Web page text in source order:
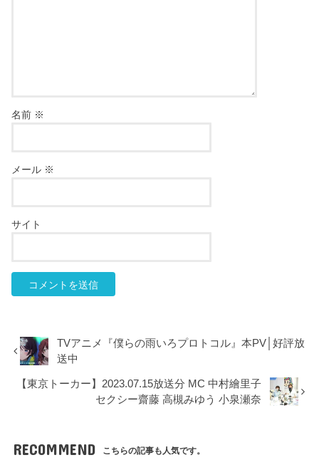
名前 ※
メール ※
サイト
TVアニメ『僕らの雨いろプロトコル』本PV│好評放
送中
【東京トーカー】2023.07.15放送分 MC 中村繪里子
セクシー齋藤 高槻みゆう 小泉瀬奈
RECOMMEND こちらの記事も人気です。